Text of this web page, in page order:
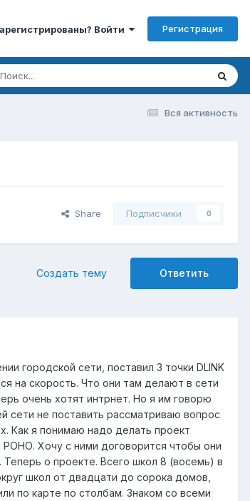
Войти Регистрация
Вся активность
Share Подписчики 0
Ответить
Создать тему
городской сети, поставил 3 точки DLINK
на скорость. Что они там делают в сети
очень хотят интрнет. Но я им говорю
сети не поставить рассматриваю вопрос
Как я понимаю надо делать проект
РОНО. Хочу с ними договорится чтобы они
о проекте. Всего школ 8 (восемь) в
школ от двадцати до сорока домов,
по карте по столбам. Знаком со всеми